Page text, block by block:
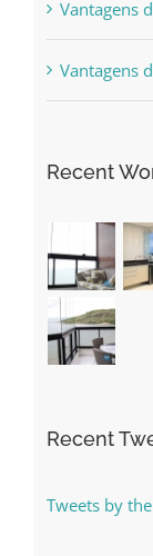
Vantagens
Vantagens
Recent
Recent
Tweets by